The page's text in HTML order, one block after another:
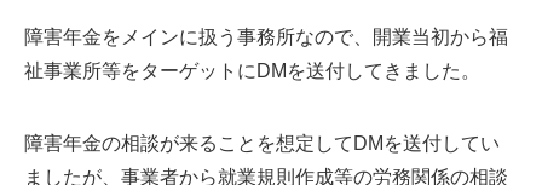
障害年金をメインに扱う事務所なので、開業当初から福
祉事業所等をターゲットにDMを送付してきました。
障害年金の相談が来ることを想定してDMを送付してい
ましたが、事業者から就業規則作成等の労務関係の相談